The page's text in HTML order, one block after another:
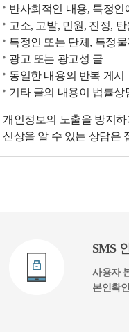
반사회적인 내용, 특정인
고소, 고발, 민원, 진정,
특정인 또는 단체, 특정
광고 또는 광고성 글
동일한 내용의 반복 게시
기타 글의 내용이 법률
개인정보의 노출을 방지
신상을 알 수 있는 상담은
SMS
사용자
본인확